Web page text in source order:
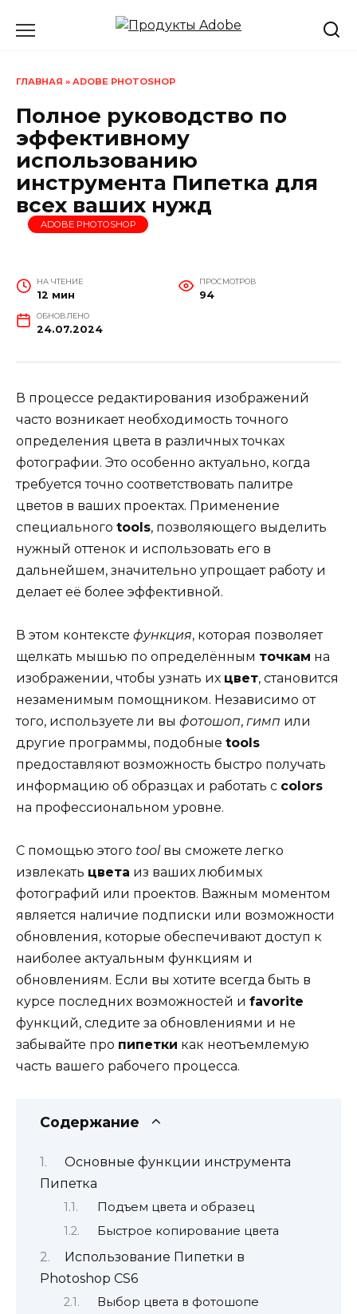
ГЛАВНАЯ » ADOBE PHOTOSHOP
Полное руководство по
эффективному
использованию
инструмента Пипетка для
всех ваших нужд
ADOBE PHOTOSHOP
НА ЧТЕНИЕ
12 мин
ПРОСМОТРОВ
94
ОБНОВЛЕНО
24.07.2024
В процессе редактирования изображений
часто возникает необходимость точного
определения цвета в различных точках
фотографии. Это особенно актуально, когда
требуется точно соответствовать палитре
цветов в ваших проектах. Применение
специального tools, позволяющего выделить
нужный оттенок и использовать его в
дальнейшем, значительно упрощает работу и
делает её более эффективной.
В этом контексте функция, которая позволяет
щелкать мышью по определённым точкам на
изображении, чтобы узнать их цвет, становится
незаменимым помощником. Независимо от
того, используете ли вы фотошоп, гимп или
другие программы, подобные tools
предоставляют возможность быстро получать
информацию об образцах и работать с colors
на профессиональном уровне.
С помощью этого tool вы сможете легко
извлекать цвета из ваших любимых
фотографий или проектов. Важным моментом
является наличие подписки или возможности
обновления, которые обеспечивают доступ к
наиболее актуальным функциям и
обновлениям. Если вы хотите всегда быть в
курсе последних возможностей и favorite
функций, следите за обновлениями и не
забывайте про пипетки как неотъемлемую
часть вашего рабочего процесса.
Содержание
Основные функции инструмента
Пипетка
Подъем цвета и образец
Быстрое копирование цвета
Использование Пипетки в
Photoshop CS6
Выбор цвета в фотошопе